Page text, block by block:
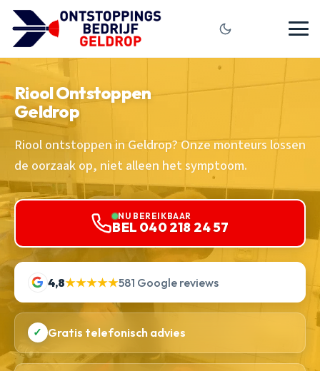
Riool Ontstoppen
Geldrop
Riool ontstoppen in Geldrop? Onze monteurs lossen
de oorzaak op, niet alleen het symptoom.
NU BEREIKBAAR
BEL 040 218 24 57
4,8★★★★★581 Google reviews
✓ Gratis telefonisch advies